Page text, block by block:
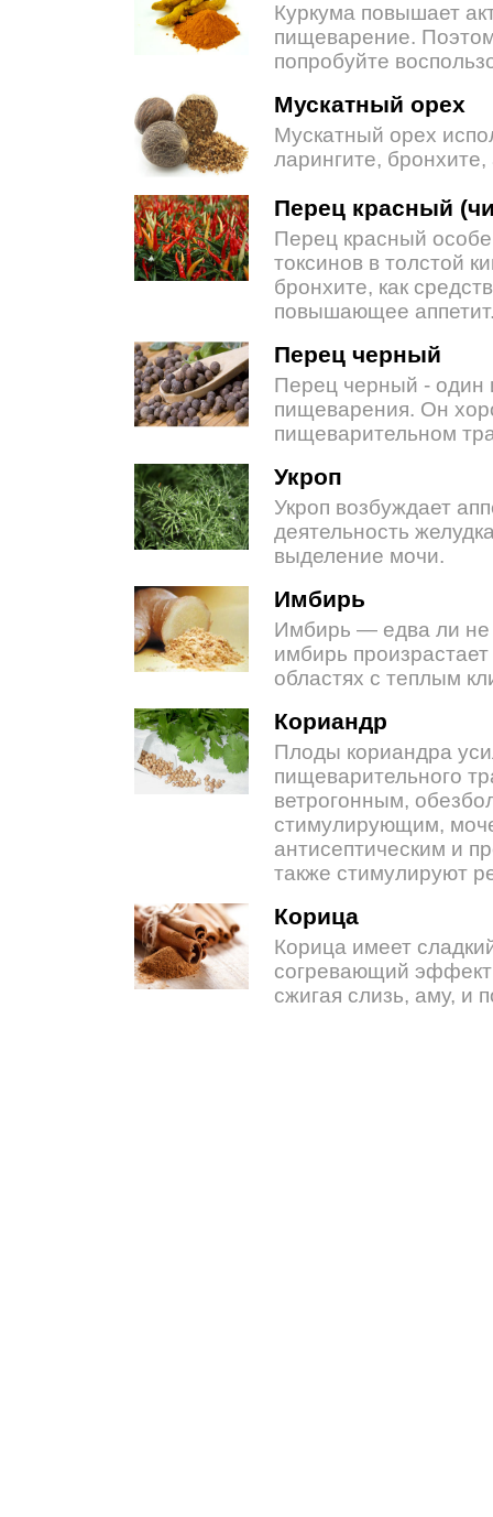
Куркума повышает
пищеварение.
попробуйте
Мускатный орех
Мускатный орех
ларингите,
Перец красный
Перец красный
токсинов в толстой
бронхите, как
повышающее
Перец черный
Перец черный - один
пищеварения. Он
пищеварительном
Укроп
Укроп возбуждает
деятельность
выделение мочи.
Имбирь
Имбирь — едва ли не
имбирь
областях с теплым
Кориандр
Плоды кориандра
пищеварительного
ветрогонным,
стимулирующим,
антисептическим и
также стимулируют
Корица
Корица имеет
согревающий эффект
сжигая слизь, аму, и